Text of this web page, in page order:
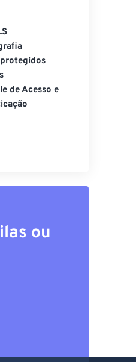
de Acesso e
ou